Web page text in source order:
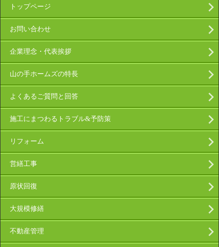
トップページ
お問い合わせ
企業理念・代表挨拶
山の手ホームズの特長
よくあるご質問と回答
施工にまつわるトラブル&予防策
リフォーム
営繕工事
原状回復
大規模修繕
不動産管理